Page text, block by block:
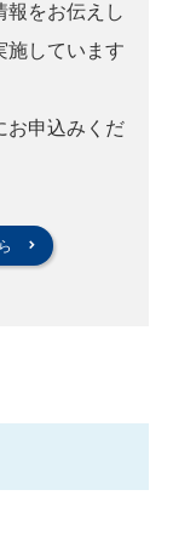
報をお伝えし
施しています
お申込みくだ